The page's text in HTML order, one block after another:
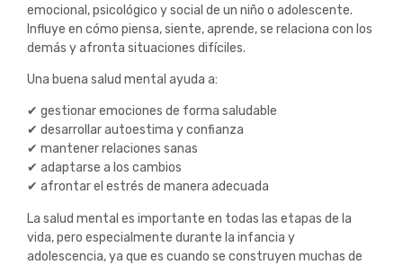
emocional, psicológico y social de un niño o adolescente.
Influye en cómo piensa, siente, aprende, se relaciona con los
demás y afronta situaciones difíciles.
Una buena salud mental ayuda a:
✔ gestionar emociones de forma saludable
✔ desarrollar autoestima y confianza
✔ mantener relaciones sanas
✔ adaptarse a los cambios
✔ afrontar el estrés de manera adecuada
La salud mental es importante en todas las etapas de la
vida, pero especialmente durante la infancia y
adolescencia, ya que es cuando se construyen muchas de